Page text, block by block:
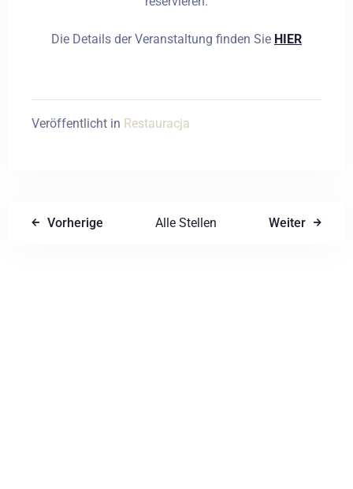
Die Details der Veranstaltung finden Sie HIER
Veröffentlicht in Restauracja
Vorherige Alle Stellen Weiter